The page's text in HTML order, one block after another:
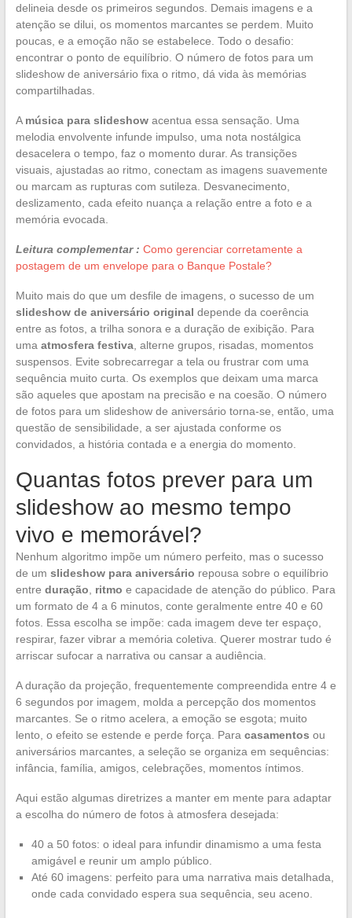
delineia desde os primeiros segundos. Demais imagens e a
atenção se dilui, os momentos marcantes se perdem. Muito
poucas, e a emoção não se estabelece. Todo o desafio:
encontrar o ponto de equilíbrio. O número de fotos para um
slideshow de aniversário fixa o ritmo, dá vida às memórias
compartilhadas.
A música para slideshowacentua essa sensação. Uma
melodia envolvente infunde impulso, uma nota nostálgica
desacelera o tempo, faz o momento durar. As transições
visuais, ajustadas ao ritmo, conectam as imagens suavemente
ou marcam as rupturas com sutileza. Desvanecimento,
deslizamento, cada efeito nuança a relação entre a foto e a
memória evocada.
Leitura complementar : Como gerenciar corretamente a
postagem de um envelope para o Banque Postale?
Muito mais do que um desfile de imagens, o sucesso de um
slideshow de aniversário original depende da coerência
entre as fotos, a trilha sonora e a duração de exibição. Para
uma atmosfera festiva, alterne grupos, risadas, momentos
suspensos. Evite sobrecarregar a tela ou frustrar com uma
sequência muito curta. Os exemplos que deixam uma marca
são aqueles que apostam na precisão e na coesão. O número
de fotos para um slideshow de aniversário torna-se, então, uma
questão de sensibilidade, a ser ajustada conforme os
convidados, a história contada e a energia do momento.
Quantas fotos prever para um
slideshow ao mesmo tempo
vivo e memorável?
Nenhum algoritmo impõe um número perfeito, mas o sucesso
de um slideshow para aniversário repousa sobre o equilíbrio
entre duração ritmo e capacidade de atenção do público. Para
um formato de 4 a 6 minutos, conte geralmente entre 40 e 60
fotos. Essa escolha se impõe: cada imagem deve ter espaço,
respirar, fazer vibrar a memória coletiva. Querer mostrar tudo é
arriscar sufocar a narrativa ou cansar a audiência.
A duração da projeção, frequentemente compreendida entre 4 e
6 segundos por imagem, molda a percepção dos momentos
marcantes. Se o ritmo acelera, a emoção se esgota; muito
lento, o efeito se estende e perde força. Para casamentos ou
aniversários marcantes, a seleção se organiza em sequências:
infância, família, amigos, celebrações, momentos íntimos.
Aqui estão algumas diretrizes a manter em mente para adaptar
a escolha do número de fotos à atmosfera desejada:
40 a 50 fotos: o ideal para infundir dinamismo a uma festa
amigável e reunir um amplo público.
Até 60 imagens: perfeito para uma narrativa mais detalhada,
onde cada convidado espera sua sequência, seu aceno.